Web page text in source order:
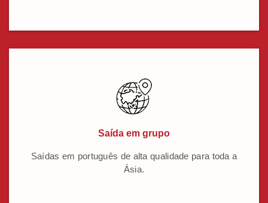
Saída em grupo
Saídas em português de alta qualidade para toda a
Ásia.